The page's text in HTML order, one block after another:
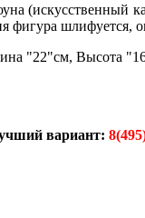
(искусственный
фигура шлифуется,
"22"см, Высота
вариант: